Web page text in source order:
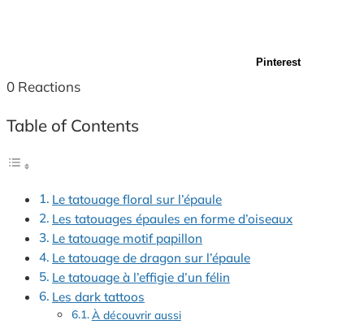
Pinterest
0 Reactions
Table of Contents
Le tatouage floral sur l’épaule
Les tatouages épaules en forme d’oiseaux
Le tatouage motif papillon
Le tatouage de dragon sur l’épaule
Le tatouage à l’effigie d’un félin
Les dark tattoos
À découvrir aussi